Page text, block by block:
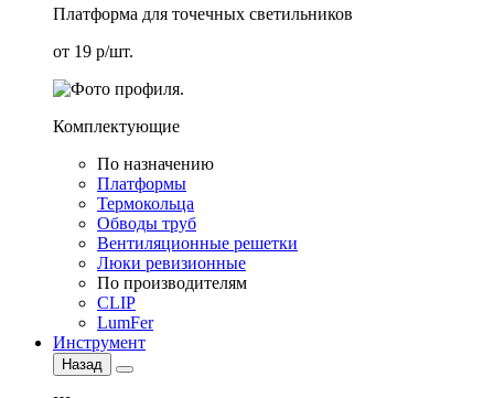
Платформа для точечных светильников
от 19 р/шт.
Комплектующие
По назначению
Платформы
Термокольца
Обводы труб
Вентиляционные решетки
Люки ревизионные
По производителям
CLIP
LumFer
Инструмент
Назад